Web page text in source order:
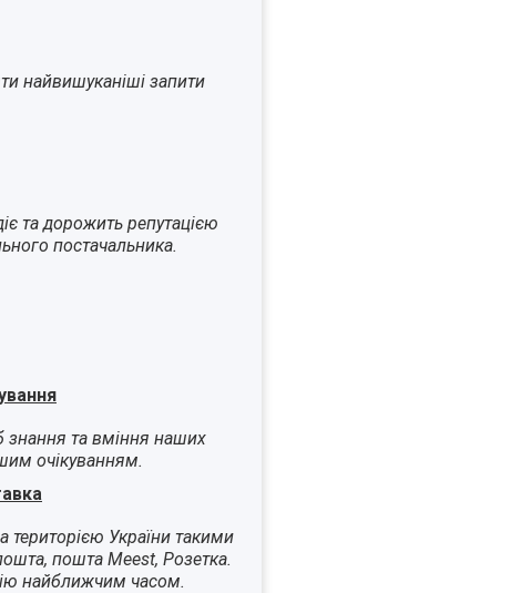
найвишуканіші запити
та дорожить репутацією
постачальника.
знання та вміння наших
очікуванням.
територією України такими
пошта Meest, Розетка.
найближчим часом.